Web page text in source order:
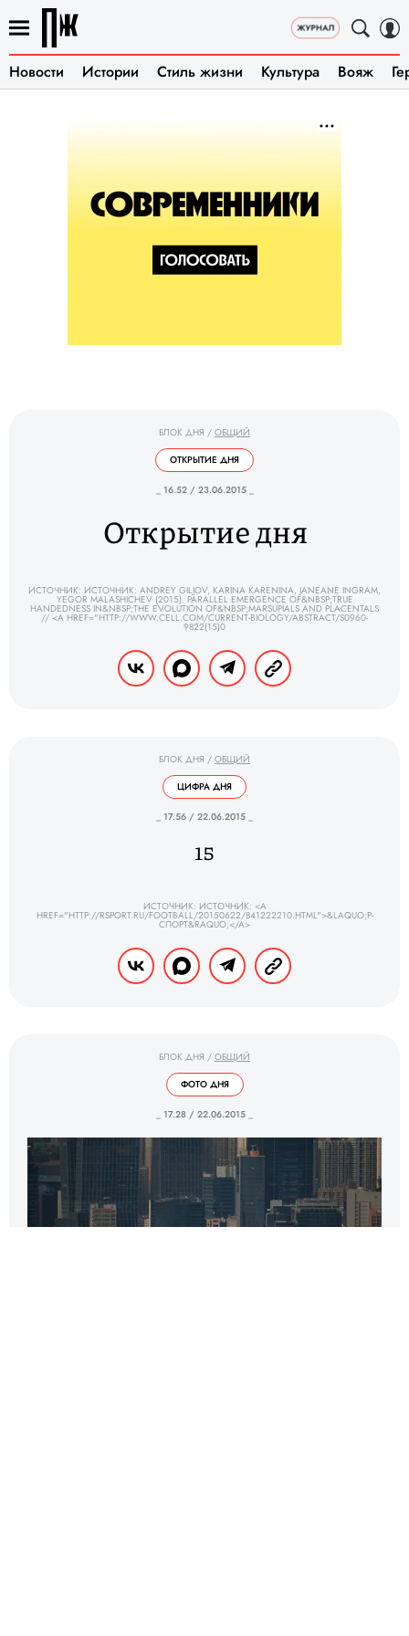
Новости Истории Стиль жизни Культура Вояж
БЛОК ДНЯ / ОБЩИЙ
ОТКРЫТИЕ ДНЯ
_ 16.52 / 23.06.2015 _
Открытие дня
ИСТОЧНИК: ИСТОЧНИК: ANDREY GILJOV, KARINA KARENINA, JANEANE INGRAM,
YEGOR MALASHICHEV (2015). PARALLEL EMERGENCE OF&NBSP;TRUE
HANDEDNESS IN&NBSP;THE EVOLUTION OF&NBSP;MARSUPIALS AND PLACENTALS
// <A HREF="HTTP://WWW.CELL.COM/CURRENT-BIOLOGY/ABSTRACT/S0960-
9822(15)0
БЛОК ДНЯ / ОБЩИЙ
ЦИФРА ДНЯ
_ 17.56 / 22.06.2015 _
15
ИСТОЧНИК: ИСТОЧНИК: <A
HREF="HTTP://RSPORT.RU/FOOTBALL/20150622/841222210.HTML">&LAQUO;Р-
СПОРТ&RAQUO;</A>
БЛОК ДНЯ / ОБЩИЙ
ФОТО ДНЯ
_ 17.28 / 22.06.2015 _